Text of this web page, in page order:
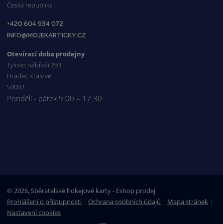
Česká republika
+420 604 934 072
INFO@MOJEKARTICKY.CZ
Otevírací doba prodejny
Tylovo nábřeží 293
Hradec Králové
50002
Pondělí - pátek 9:00 – 17:30
© 2026, Sběratelské hokejové karty - Eshop prodej
Prohlášení o přístupnosti |Ochrana osobních údajů | Mapa stránek |
Nastavení cookies